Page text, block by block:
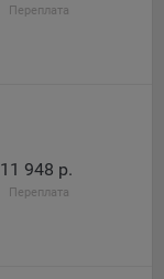
Переплата
11 948 р.
Переплата